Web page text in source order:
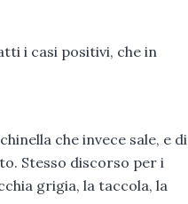
i casi positivi, che in
che invece sale, e di
Stesso discorso per i
grigia, la taccola, la